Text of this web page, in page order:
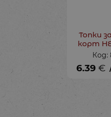
Топки
корт
Код:
6.39 €